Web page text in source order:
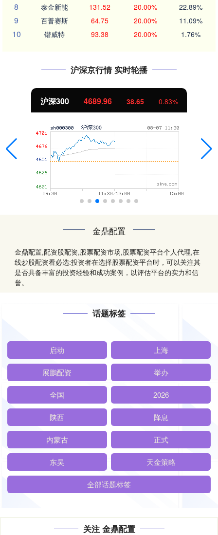
8 泰金新能 131.52 20.00% 22.89%
9 百普赛斯 64.75 20.00% 11.09%
10 锴威特 93.38 20.00% 1.76%
沪深京行情 实时轮播
沪深300 4689.96 38.65 0.83%
金鼎配置
金鼎配置,配资股配资,股票配资市场,股票配资平台个人代理,在
线炒股配资看必选:投资者在选择股票配资平台时，可以关注其
是否具备丰富的投资经验和成功案例，以评估平台的实力和信
誉。
话题标签
启动 上海
展鹏配资 举办
全国 2026
陕西 降息
内蒙古 正式
东吴 天金策略
全部话题标签
关注 金鼎配置